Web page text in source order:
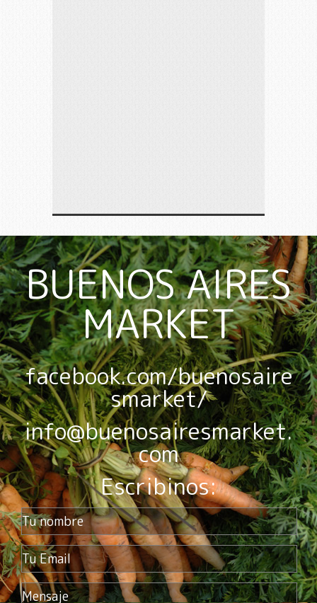
BUENOS AIRES
MARKET
facebook.com/buenosaire
smarket/
info@buenosairesmarket.
com
Escribinos: